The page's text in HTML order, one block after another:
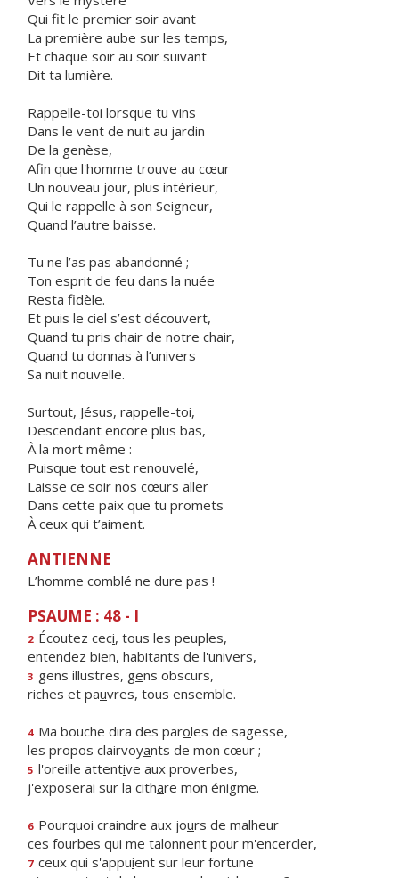
Qui fit le premier soir avant
La première aube sur les temps,
Et chaque soir au soir suivant
Dit ta lumière.
Rappelle-toi lorsque tu vins
Dans le vent de nuit au jardin
De la genèse,
Afin que l'homme trouve au cœur
Un nouveau jour, plus intérieur,
Qui le rappelle à son Seigneur,
Quand l’autre baisse.
Tu ne l’as pas abandonné ;
Ton esprit de feu dans la nuée
Resta fidèle.
Et puis le ciel s’est découvert,
Quand tu pris chair de notre chair,
Quand tu donnas à l’univers
Sa nuit nouvelle.
Surtout, Jésus, rappelle-toi,
Descendant encore plus bas,
À la mort même :
Puisque tout est renouvelé,
Laisse ce soir nos cœurs aller
Dans cette paix que tu promets
À ceux qui t’aiment.
ANTIENNE
L’homme comblé ne dure pas !
PSAUME : 48 - I
2 Écoutez ceci, tous les peuples,
entendez bien, habitants de l'univers,
3 gens illustres, gens obscurs,
riches et pauvres, tous ensemble.
4 Ma bouche dira des paroles de sagesse,
les propos clairvoyants de mon cœur ;
5 l'oreille attentive aux proverbes,
j'exposerai sur la cithare mon énigme.
6 Pourquoi craindre aux jours de malheur
ces fourbes qui me talonnent pour m'encercler,
7 ceux qui s'appuient sur leur fortune